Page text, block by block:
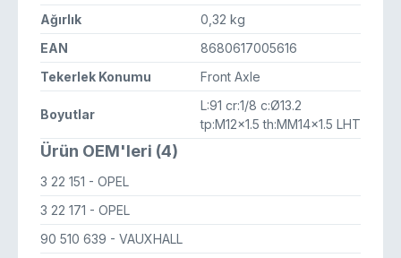
Ağırlık
0,32 kg
EAN
8680617005616
Tekerlek Konumu
Front Axle
Boyutlar
L:91 cr:1/8 c:Ø13.2
tp:M12x1.5 th:MM14x1.5 LHT
Ürün OEM'leri (4)
3 22 151 - OPEL
3 22 171 - OPEL
90 510 639 - VAUXHALL